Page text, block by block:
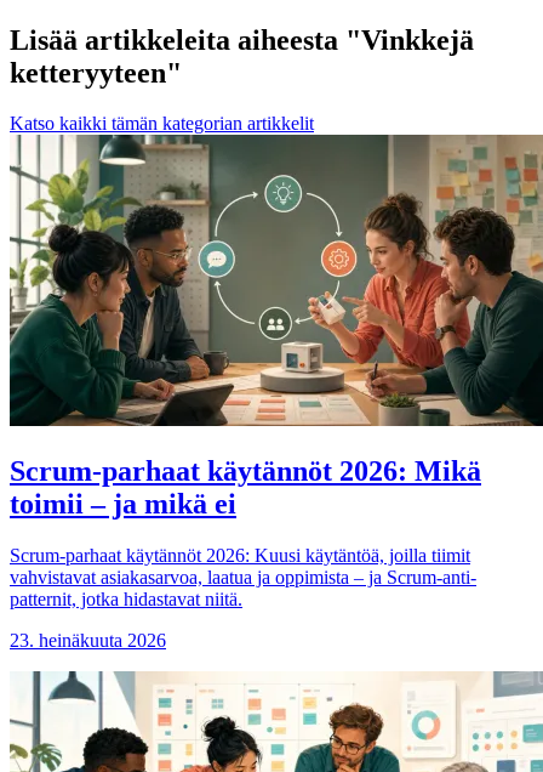
Lisää artikkeleita aiheesta "Vinkkejä
ketteryyteen"
Katso kaikki tämän kategorian artikkelit
Scrum-parhaat käytännöt 2026: Mikä
toimii – ja mikä ei
Scrum-parhaat käytännöt 2026: Kuusi käytäntöä, joilla tiimit
vahvistavat asiakasarvoa, laatua ja oppimista – ja Scrum-anti-
patternit, jotka hidastavat niitä.
23. heinäkuuta 2026